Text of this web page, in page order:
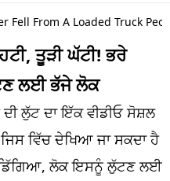
Fell From A Loaded Truck
ਤੂੜੀ ਘੱਟੀ! ਭਰੇ
ਲਈ ਭੱਜੇ ਲੋਕ
ਦੀ ਲੁੱਟ ਦਾ ਇੱਕ ਵੀਡੀਓ ਸੋਸ਼ਲ
ਵਿੱਚ ਦੇਖਿਆ ਜਾ ਸਕਦਾ ਹੈ
ਡਿੱਗਿਆ, ਲੋਕ ਇਸਨੂੰ ਲੁੱਟਣ ਲਈ